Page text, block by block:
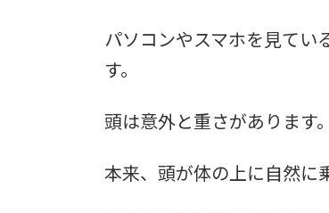
パソコンやスマホを見てい
す。
頭は意外と重さがあります。
本来、頭が体の上に自然に